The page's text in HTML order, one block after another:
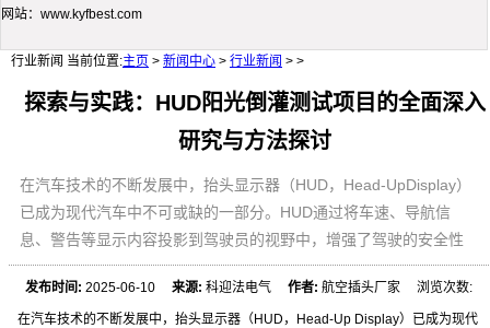
网站：www.kyfbest.com
行业新闻 当前位置:主页 > 新闻中心 > 行业新闻 > >
探索与实践：HUD阳光倒灌测试项目的全面深入
研究与方法探讨
在汽车技术的不断发展中，抬头显示器（HUD，Head-UpDisplay）
已成为现代汽车中不可或缺的一部分。HUD通过将车速、导航信
息、警告等显示内容投影到驾驶员的视野中，增强了驾驶的安全性
发布时间: 2025-06-10来源: 科迎法电气作者: 航空插头厂家 浏览次数:
在汽车技术的不断发展中，抬头显示器（HUD，Head-Up Display）已成为现代